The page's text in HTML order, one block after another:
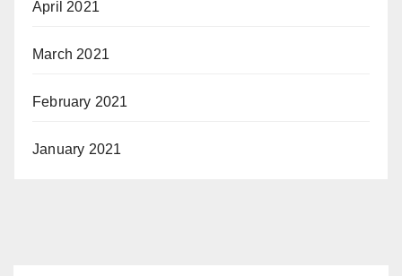
April 2021
March 2021
February 2021
January 2021